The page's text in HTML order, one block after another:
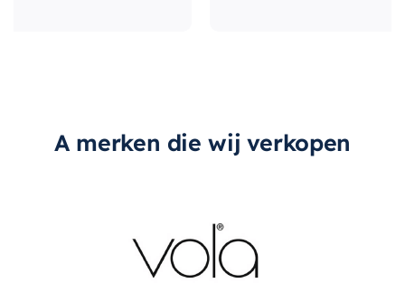
A merken die wij verkopen